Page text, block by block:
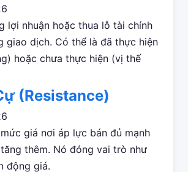
lợi nhuận hoặc thua lỗ tài chính
giao dịch. Có thể là đã thực hiện
hoặc chưa thực hiện (vị thế
(Resistance)
giá nơi áp lực bán đủ mạnh
thêm. Nó đóng vai trò như
động giá.